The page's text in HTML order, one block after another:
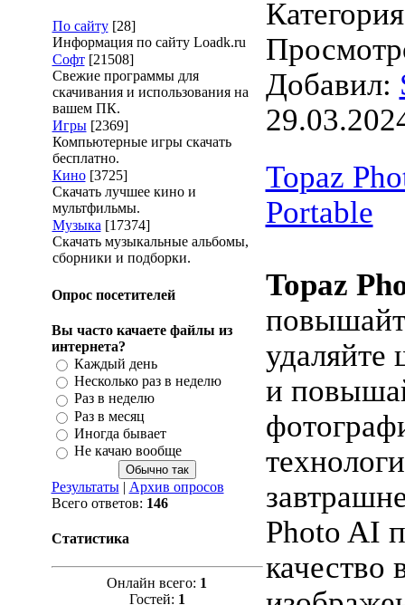
По сайту [28]
Информация по сайту Loadk.ru
Софт [21508]
Свежие программы для
скачивания и использования на
вашем ПК.
Игры [2369]
Компьютерные игры скачать
бесплатно.
Кино [3725]
Скачать лучшее кино и
мультфильмы.
Музыка [17374]
Скачать музыкальные альбомы,
сборники и подборки.
Опрос посетителей
Вы часто качаете файлы из
интернета?
Каждый день
Несколько раз в неделю
Раз в неделю
Раз в месяц
Иногда бывает
Не качаю вообще
Результаты| Архив опросов
Всего ответов: 146
Статистика
Онлайн всего: 1
Гостей: 1
Добавил:
Topaz
Portable
Topaz
удаляйте
и
Photo AI
качество